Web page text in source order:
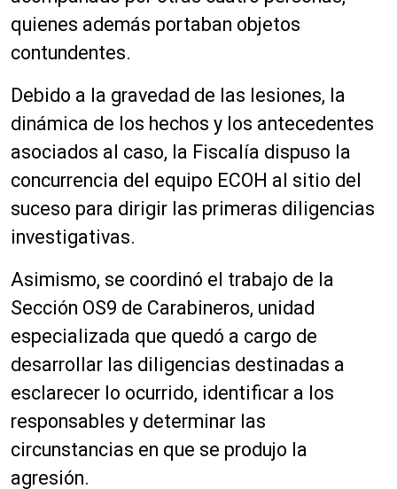
quienes además portaban objetos
contundentes.
Debido a la gravedad de las lesiones, la
dinámica de los hechos y los antecedentes
asociados al caso, la Fiscalía dispuso la
concurrencia del equipo ECOH al sitio del
suceso para dirigir las primeras diligencias
investigativas.
Asimismo, se coordinó el trabajo de la
Sección OS9 de Carabineros, unidad
especializada que quedó a cargo de
desarrollar las diligencias destinadas a
esclarecer lo ocurrido, identificar a los
responsables y determinar las
circunstancias en que se produjo la
agresión.